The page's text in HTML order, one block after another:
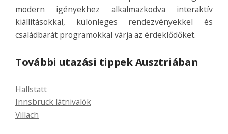
modern igényekhez alkalmazkodva interaktív
kiállításokkal, különleges rendezvényekkel és
családbarát programokkal várja az érdeklődőket.
További utazási tippek Ausztriában
Hallstatt
Innsbruck látnivalók
Villach